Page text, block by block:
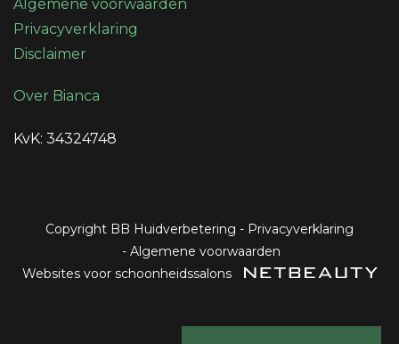
Algemene voorwaarden
Privacyverklaring
Disclaimer
Over Bianca
KvK: 34324748
Copyright BB Huidverbetering - Privacyverklaring
- Algemene voorwaarden
Websites voor schoonheidssalons